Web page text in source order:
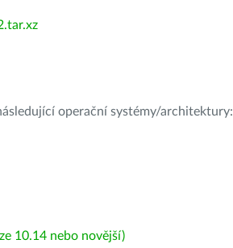
operační systémy/architektury:
10.14 nebo novější)